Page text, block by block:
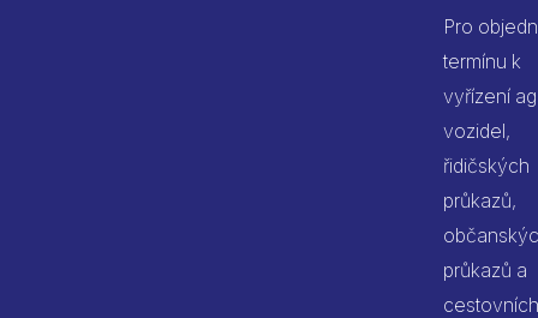
Pro
termínu k
vyřízení
vozidel,
řidičských
průkazů,
průkazů a
cestovních